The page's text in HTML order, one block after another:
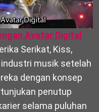
Avatar Digital
Serikat, Kiss,
musik setelah
dengan konsep
penutup
selama puluhan